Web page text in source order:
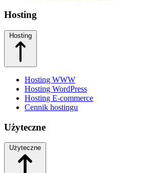
Hosting
Hosting
Hosting WWW
Hosting WordPress
Hosting E-commerce
Cennik hostingu
Użyteczne
Użyteczne